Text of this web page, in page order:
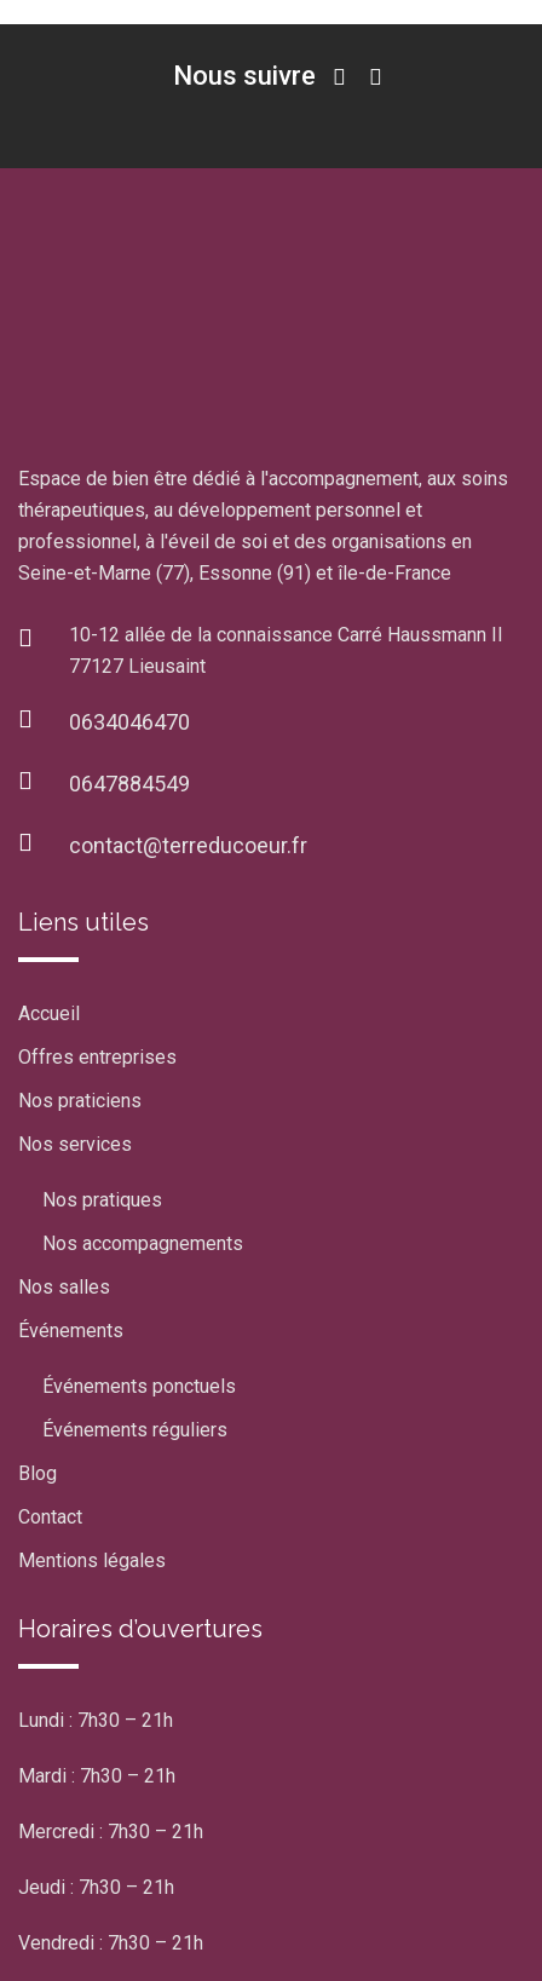
Nous suivre
Espace de bien être dédié à l'accompagnement, aux soins
thérapeutiques, au développement personnel et
professionnel, à l'éveil de soi et des organisations en
Seine-et-Marne (77), Essonne (91) et île-de-France
10-12 allée de la connaissance Carré Haussmann II
77127 Lieusaint
0634046470
0647884549
contact@terreducoeur.fr
Liens utiles
Accueil
Offres entreprises
Nos praticiens
Nos services
Nos pratiques
Nos accompagnements
Nos salles
Événements
Événements ponctuels
Événements réguliers
Blog
Contact
Mentions légales
Horaires d’ouvertures
Lundi : 7h30 – 21h
Mardi : 7h30 – 21h
Mercredi : 7h30 – 21h
Jeudi : 7h30 – 21h
Vendredi : 7h30 – 21h